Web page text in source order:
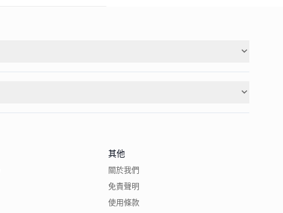
其他
關於我們
免責聲明
使用條款